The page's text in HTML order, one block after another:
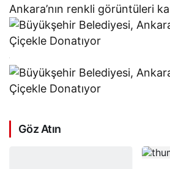
Ankara’nın renkli görüntüleri